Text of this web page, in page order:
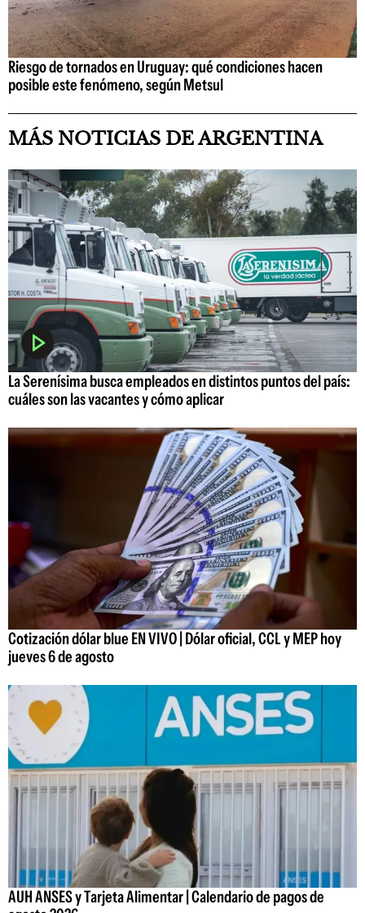
Riesgo de tornados en Uruguay: qué condiciones hacen
posible este fenómeno, según Metsul
MÁS NOTICIAS DE ARGENTINA
La Serenísima busca empleados en distintos puntos del país:
cuáles son las vacantes y cómo aplicar
Cotización dólar blue EN VIVO | Dólar oficial, CCL y MEP hoy
jueves 6 de agosto
AUH ANSES y Tarjeta Alimentar | Calendario de pagos de